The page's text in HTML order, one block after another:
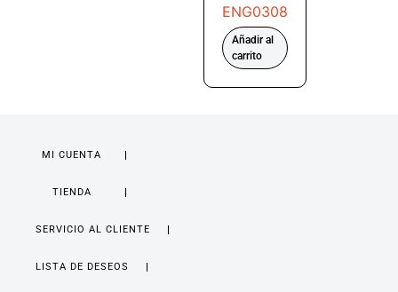
ENG0308
Añadir al
carrito
MI CUENTA
TIENDA
SERVICIO AL CLIENTE
LISTA DE DESEOS